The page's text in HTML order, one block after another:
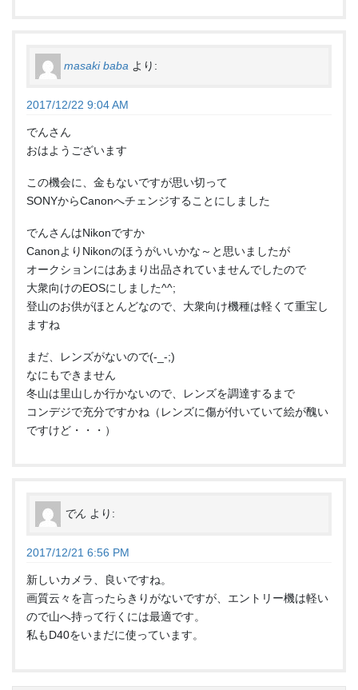
masaki baba より:
2017/12/22 9:04 AM
でんさん
おはようございます
この機会に、金もないですが思い切って
SONYからCanonへチェンジすることにしました
でんさんはNikonですか
CanonよりNikonのほうがいいかな～と思いましたが
オークションにはあまり出品されていませんでしたので
大衆向けのEOSにしました^^;
登山のお供がほとんどなので、大衆向け機種は軽くて重宝し
ますね
まだ、レンズがないので(-_-;)
なにもできません
冬山は里山しか行かないので、レンズを調達するまで
コンデジで充分ですかね（レンズに傷が付いていて絵が醜い
ですけど・・・）
でん より:
2017/12/21 6:56 PM
新しいカメラ、良いですね。
画質云々を言ったらきりがないですが、エントリー機は軽い
ので山へ持って行くには最適です。
私もD40をいまだに使っています。